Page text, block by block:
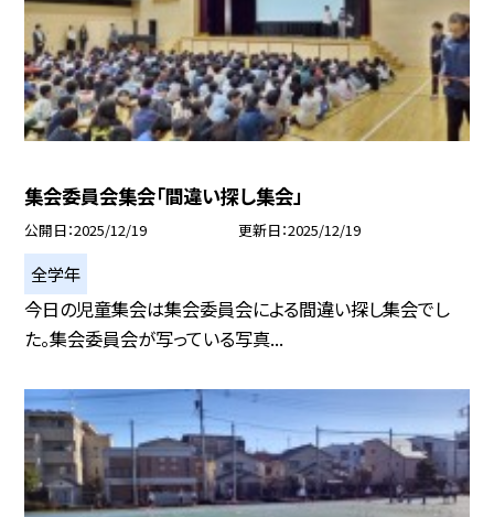
集会委員会集会「間違い探し集会」
公開日 2025/12/19 更新日 2025/12/19
全学年
今日の児童集会は集会委員会による間違い探し集会でし
た。集会委員会が写っている写真...